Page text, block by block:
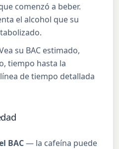
comenzó a beber.
el alcohol que su
su BAC estimado,
tiempo hasta la
de tiempo detallada
BAC— la cafeína puede